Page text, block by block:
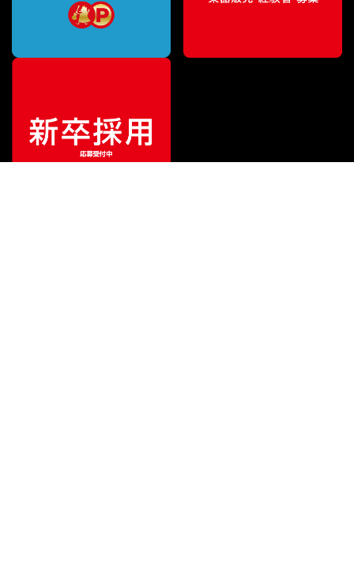
販売価格¥77,000（税込）